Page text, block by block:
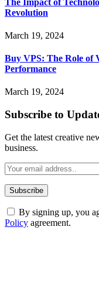
Revolution
March 19, 2024
Buy VPS: The Role of
Performance
March 19, 2024
Subscribe to
Get the latest creative
business.
By signing up, you
Policy agreement.